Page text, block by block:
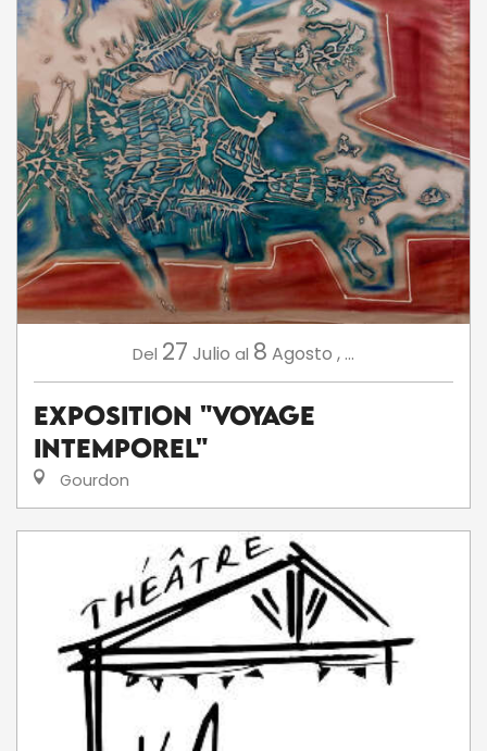
Del 27 Julio al 8 Agosto , ...
Exposition "Voyage
intemporel"
Gourdon